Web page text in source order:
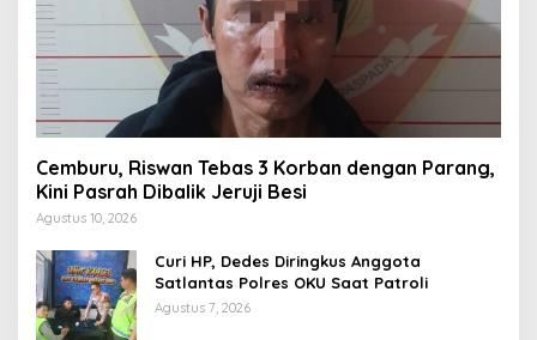
Cemburu, Riswan Tebas 3 Korban dengan Parang,
Kini Pasrah Dibalik Jeruji Besi
Agustus 10, 2026
Curi HP, Dedes Diringkus Anggota
Satlantas Polres OKU Saat Patroli
Agustus 7, 2026